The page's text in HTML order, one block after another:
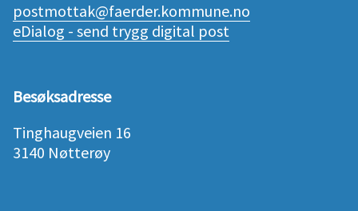
postmottak@faerder.kommune.no
eDialog - send trygg digital post
Besøksadresse
Tinghaugveien 16
3140 Nøtterøy